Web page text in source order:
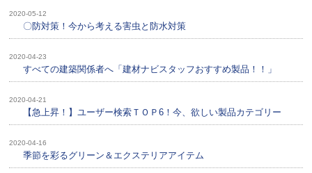
2020-05-12
〇防対策！今から考える害虫と防水対策
2020-04-23
すべての建築関係者へ「建材ナビスタッフおすすめ製品！！」
2020-04-21
【急上昇！】ユーザー検索ＴＯＰ6！今、欲しい製品カテゴリー
2020-04-16
季節を彩るグリーン＆エクステリアアイテム